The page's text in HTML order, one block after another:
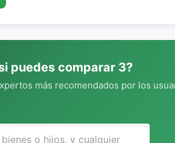
puedes comparar 3?
más recomendados por los